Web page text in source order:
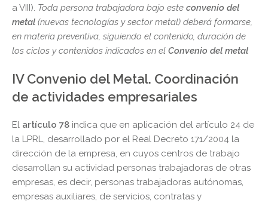
a VIII). Toda persona trabajadora bajo este convenio del
metal (nuevas tecnologías y sector metal) deberá formarse,
en materia preventiva, siguiendo el contenido, duración de
los ciclos y contenidos indicados en el Convenio del metal
IV Convenio del Metal. Coordinación
de actividades empresariales
El artículo 78 indica que en aplicación del artículo 24 de
la LPRL, desarrollado por el Real Decreto 171/2004 la
dirección de la empresa, en cuyos centros de trabajo
desarrollan su actividad personas trabajadoras de otras
empresas, es decir, personas trabajadoras autónomas,
empresas auxiliares, de servicios, contratas y